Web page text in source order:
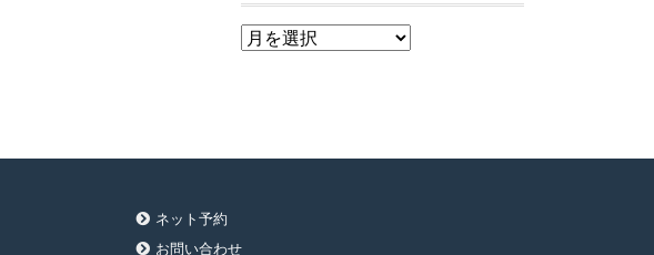
ア
ネット予約
お問い合わせ